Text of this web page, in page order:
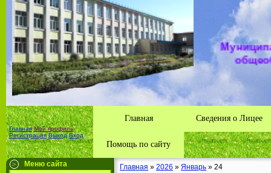
района
Главная Мой профиль
Регистрация Выход Вход
Главная Сведения о Лицее
Помощь по сайту
Меню сайта
Главная » 2026 » Январь » 24